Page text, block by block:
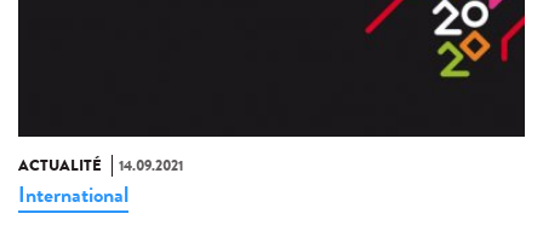
ACTUALITÉ 14.09.2021
International